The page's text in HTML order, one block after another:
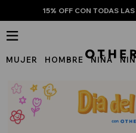
15% OFF CON TODAS
MUJER HOMBRE NIÑA
